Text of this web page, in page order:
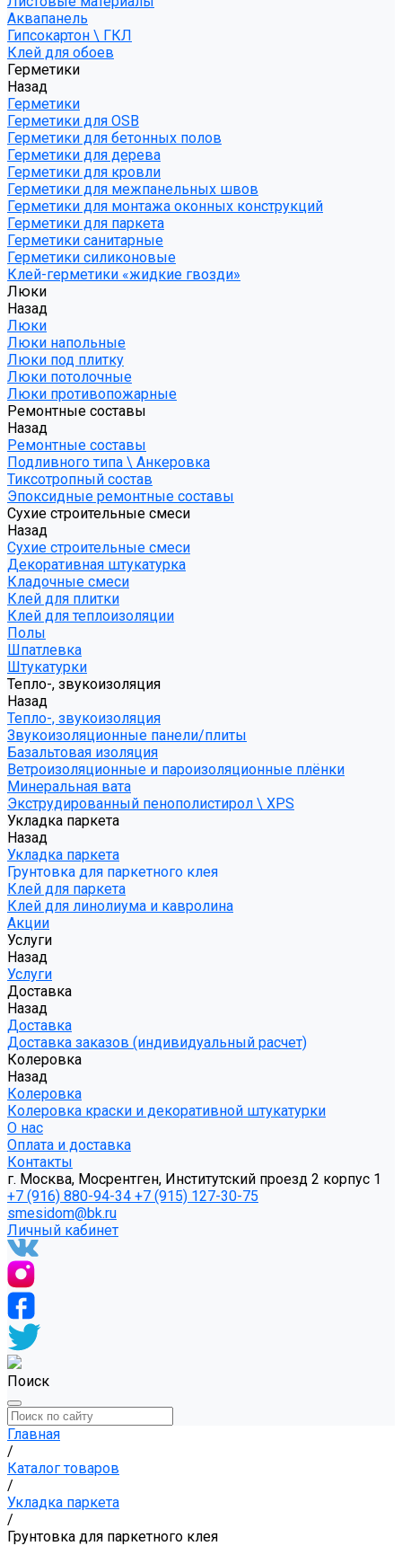
Аквапанель
Гипсокартон \ ГКЛ
Клей для обоев
Герметики
Назад
Герметики
Герметики для OSB
Герметики для бетонных полов
Герметики для дерева
Герметики для кровли
Герметики для межпанельных швов
Герметики для монтажа оконных конструкций
Герметики для паркета
Герметики санитарные
Герметики силиконовые
Клей-герметики «жидкие гвозди»
Люки
Назад
Люки
Люки напольные
Люки под плитку
Люки потолочные
Люки противопожарные
Ремонтные составы
Назад
Ремонтные составы
Подливного типа \ Анкеровка
Тиксотропный состав
Эпоксидные ремонтные составы
Сухие строительные смеси
Назад
Сухие строительные смеси
Декоративная штукатурка
Кладочные смеси
Клей для плитки
Клей для теплоизоляции
Полы
Шпатлевка
Штукатурки
Тепло-, звукоизоляция
Назад
Тепло-, звукоизоляция
Звукоизоляционные панели/плиты
Базальтовая изоляция
Ветроизоляционные и пароизоляционные плёнки
Минеральная вата
Экструдированный пенополистирол \ XPS
Укладка паркета
Назад
Укладка паркета
Грунтовка для паркетного клея
Клей для паркета
Клей для линолиума и кавролина
Акции
Услуги
Назад
Услуги
Доставка
Назад
Доставка
Доставка заказов (индивидуальный расчет)
Колеровка
Назад
Колеровка
Колеровка краски и декоративной штукатурки
О нас
Оплата и доставка
Контакты
г. Москва, Мосрентген, Институтский проезд 2 корпус 1
+7 (916) 880-94-34 +7 (915) 127-30-75
smesidom@bk.ru
Личный кабинет
Поиск
Главная
/
Каталог товаров
/
Укладка паркета
/
Грунтовка для паркетного клея